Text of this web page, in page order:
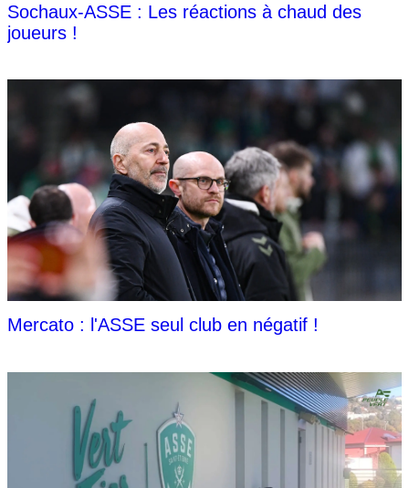
Sochaux-ASSE : Les réactions à chaud des
joueurs !
Mercato : l'ASSE seul club en négatif !